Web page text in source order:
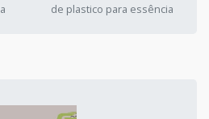
de plastico para essência